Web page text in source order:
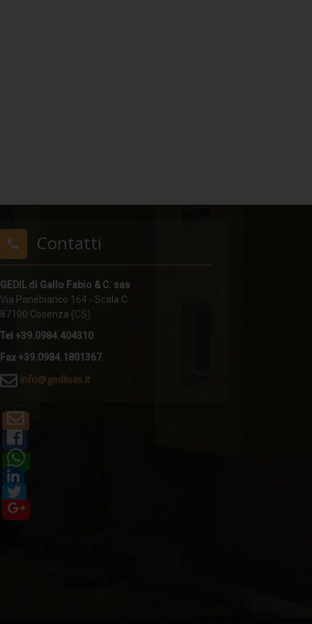
Contatti
GEDIL di Gallo Fabio & C. sas
Via Panebianco 164 - Scala C
87100 Cosenza (CS)
Tel +39.0984.404310
Fax +39.0984.1801367
info@gedilsas.it